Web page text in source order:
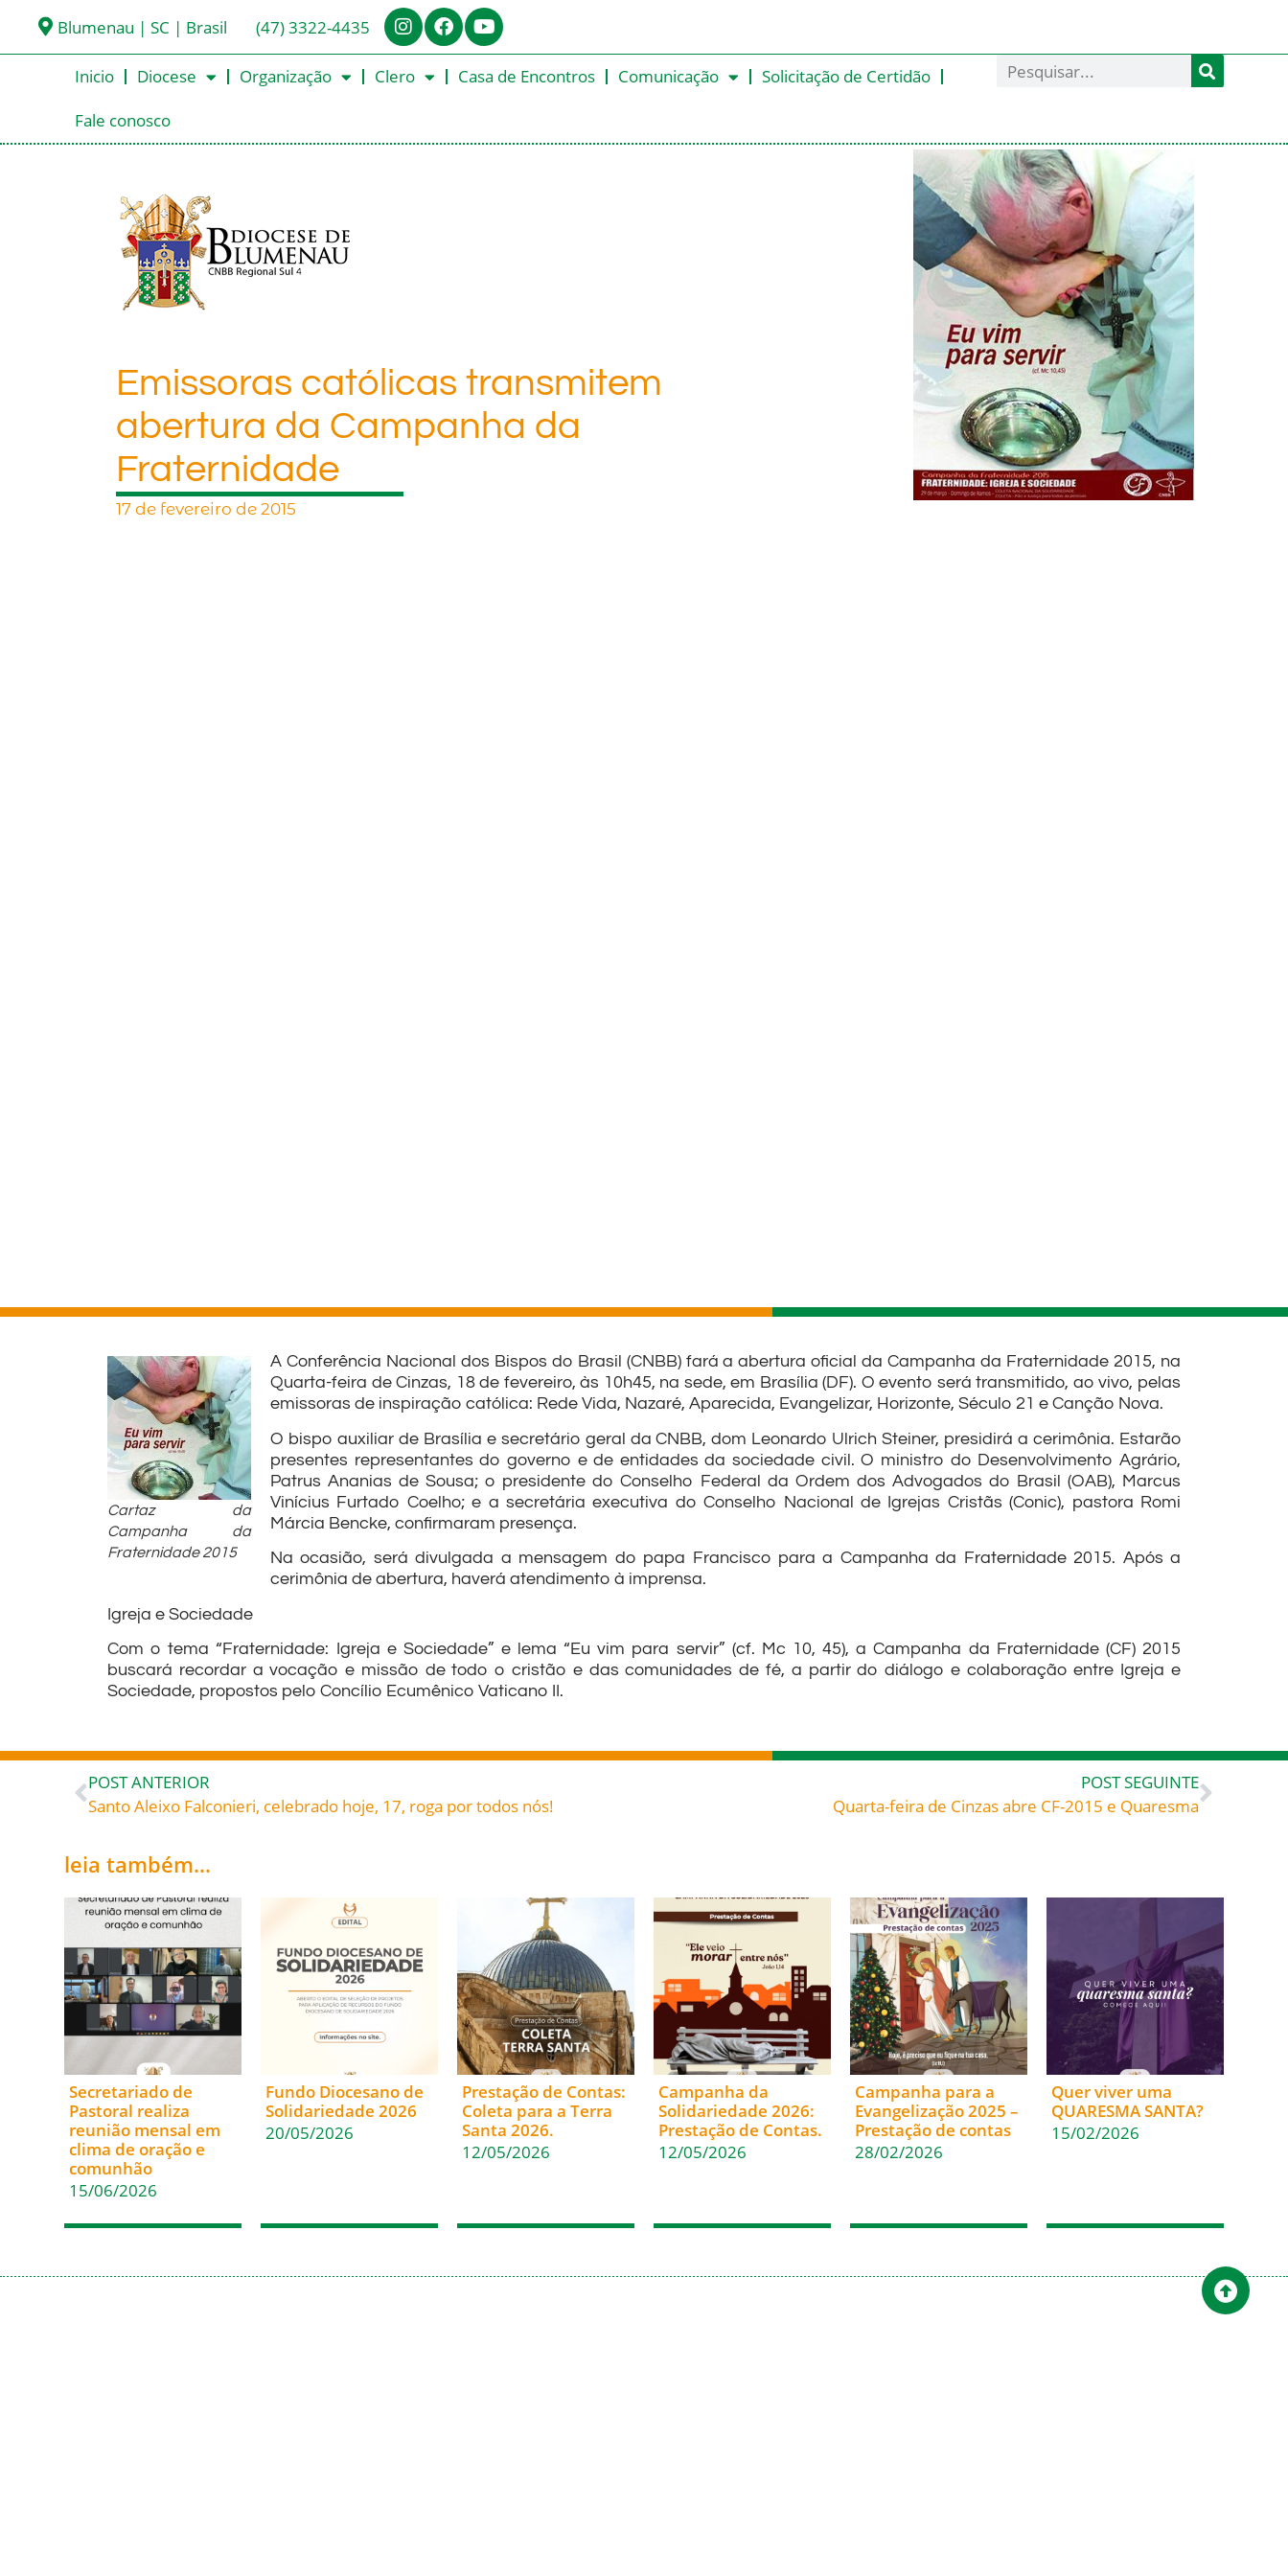
Blumenau | SC | Brasil (47) 3322-4435
Inicio Diocese Organização Clero Casa de Encontros Comunicação
Solicitação de Certidão
Fale conosco
Emissoras católicas transmitem
abertura da Campanha da
Fraternidade
17 de fevereiro de 2015
Cartaz da
Campanha da
Fraternidade 2015
A Conferência Nacional dos Bispos do Brasil (CNBB) fará a abertura oficial da Campanha da Fraternidade 2015, na
Quarta-feira de Cinzas, 18 de fevereiro, às 10h45, na sede, em Brasília (DF). O evento será transmitido, ao vivo, pelas
emissoras de inspiração católica: Rede Vida, Nazaré, Aparecida, Evangelizar, Horizonte, Século 21 e Canção Nova.
O bispo auxiliar de Brasília e secretário geral da CNBB, dom Leonardo Ulrich Steiner, presidirá a cerimônia. Estarão
presentes representantes do governo e de entidades da sociedade civil. O ministro do Desenvolvimento Agrário,
Patrus Ananias de Sousa; o presidente do Conselho Federal da Ordem dos Advogados do Brasil (OAB), Marcus
Vinícius Furtado Coelho; e a secretária executiva do Conselho Nacional de Igrejas Cristãs (Conic), pastora Romi
Márcia Bencke, confirmaram presença.
Na ocasião, será divulgada a mensagem do papa Francisco para a Campanha da Fraternidade 2015. Após a
cerimônia de abertura, haverá atendimento à imprensa.
Igreja e Sociedade
Com o tema “Fraternidade: Igreja e Sociedade” e lema “Eu vim para servir” (cf. Mc 10, 45), a Campanha da Fraternidade (CF) 2015
buscará recordar a vocação e missão de todo o cristão e das comunidades de fé, a partir do diálogo e colaboração entre Igreja e
Sociedade, propostos pelo Concílio Ecumênico Vaticano II.
POST ANTERIOR
Santo Aleixo Falconieri, celebrado hoje, 17, roga por todos nós!
POST SEGUINTE
Quarta-feira de Cinzas abre CF-2015 e Quaresma
leia também...
Secretariado de
Pastoral realiza
reunião mensal em
clima de oração e
comunhão
15/06/2026
Fundo Diocesano de
Solidariedade 2026
20/05/2026
Prestação de Contas:
Coleta para a Terra
Santa 2026.
12/05/2026
Campanha da
Solidariedade 2026:
Prestação de Contas.
12/05/2026
Campanha para a
Evangelização 2025 –
Prestação de contas
28/02/2026
Quer viver uma
QUARESMA SANTA?
15/02/2026